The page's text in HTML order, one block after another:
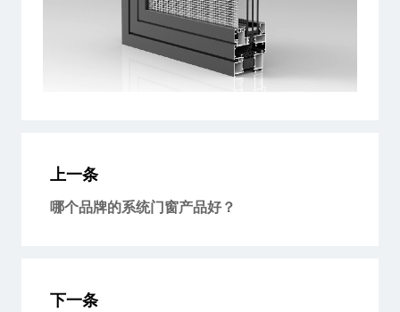
上一条
哪个品牌的系统门窗产品好？
下一条